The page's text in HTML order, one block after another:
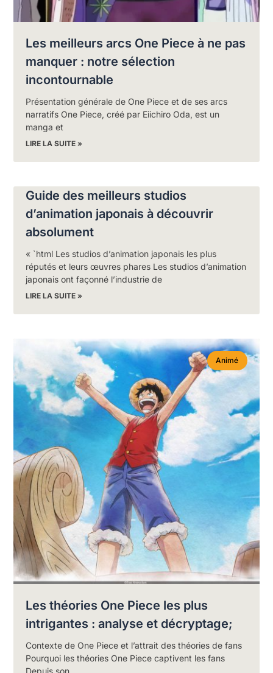
Les meilleurs arcs One Piece à ne pas
manquer : notre sélection
incontournable
Présentation générale de One Piece et de ses arcs
narratifs One Piece, créé par Eiichiro Oda, est un
manga et
LIRE LA SUITE »
Guide des meilleurs studios
d’animation japonais à découvrir
absolument
« `html Les studios d’animation japonais les plus
réputés et leurs œuvres phares Les studios d’animation
japonais ont façonné l’industrie de
LIRE LA SUITE »
Animé
Les théories One Piece les plus
intrigantes : analyse et décryptage;
Contexte de One Piece et l’attrait des théories de fans
Pourquoi les théories One Piece captivent les fans
Depuis son